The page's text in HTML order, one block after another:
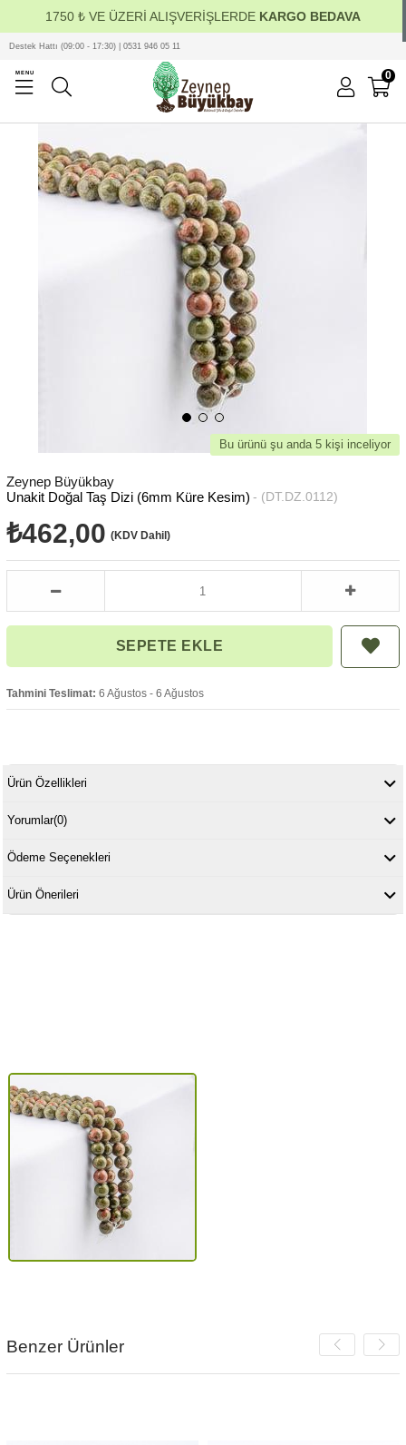
1750 ₺ VE ÜZERİ ALIŞVERİŞLERDE KARGO BEDAVA
MENU
Destek Hattı (09:00 - 17:30) | 0531 946 05 11
0
Bu ürünü şu anda 5 kişi inceliyor
Zeynep Büyükbay
Unakit Doğal Taş Dizi (6mm Küre Kesim)
(DT.DZ.0112)
₺462,00 (KDV Dahil)
Tahmini Teslimat: 6 Ağustos - 6 Ağustos
Ürün Özellikleri
Yorumlar(0)
Ödeme Seçenekleri
Ürün Önerileri
Benzer Ürünler